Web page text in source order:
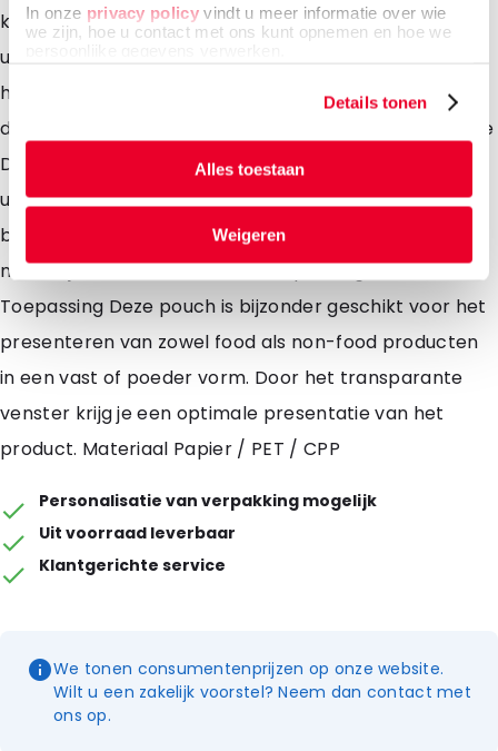
In onze privacy policy vindt u meer informatie over wie
we zijn, hoe u contact met ons kunt opnemen en hoe we
Details tonen
Alles toestaan
Weigeren
kunt u uw product optimaal presenteren. De stazak is
uitgevoerd met een gripsluiting waardoor de pouch
hersluitbaar is. Verzegel uw papieren Stand-Up Pouch
door deze na afvullen te sealen met bijvoorbeeld onze
DaklaSealer. Op deze manier kunt u de stazak
uitstekend gebruiken voor het afvullen van
bijvoorbeeld zaden of andere producten die een
natuurlijk look en feel van de verpakking vereisen.
Toepassing Deze pouch is bijzonder geschikt voor het
presenteren van zowel food als non-food producten
in een vast of poeder vorm. Door het transparante
venster krijg je een optimale presentatie van het
product. Materiaal Papier / PET / CPP
Personalisatie van verpakking mogelijk
Uit voorraad leverbaar
Klantgerichte service
We tonen consumentenprijzen op onze website.
Wilt u een zakelijk voorstel? Neem dan contact met
ons op.